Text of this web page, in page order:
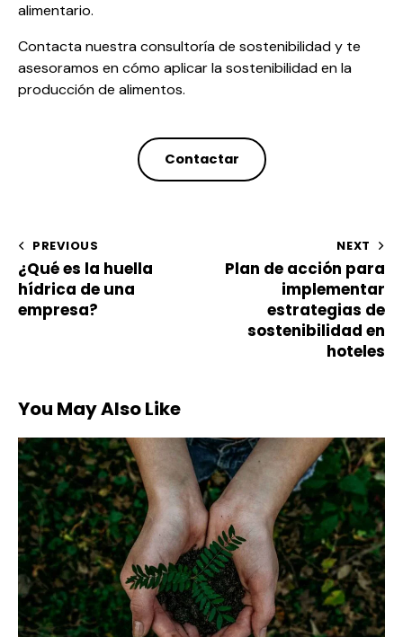
alimentario.
Contacta nuestraconsultoría de sostenibilidady te
asesoramos en cómo aplicar la sostenibilidad en la
producción de alimentos.
Contactar
PREVIOUS
¿Qué es la huella
hídrica de una
empresa?
NEXT
Plan de acción para
implementar
estrategias de
sostenibilidad en
hoteles
You May Also Like